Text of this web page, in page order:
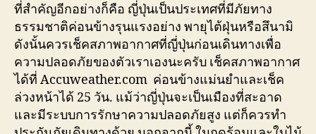
ที่สำคัญอีกอย่างก็คือ ญี่ปุ่นเป็นประเทศที่มีภัยทาง
ธรรมชาติค่อนข้างรุนแรงอย่าง พายุไต้ฝุ่นหรือสึนามิ
ดังนั้นควรเช็คสภาพอากาศที่ญี่ปุ่นก่อนเดินทางเพื่อ
ความปลอดภัยของตัวเราเองนะครับ เช็คสภาพอากาศ
ได้ที่ Accuweather.com ค่อนข้างแม่นยำและเช็ค
ล่วงหน้าได้ 25 วัน. แม้ว่าญี่ปุ่นจะเป็นเมืองที่สะอาด
และมีระบบการรักษาความปลอดภัยสูง แต่ก็ควรทำ